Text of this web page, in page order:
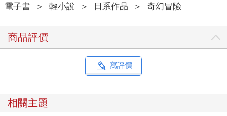
電子書 ＞ 輕小說 ＞ 日系作品 ＞ 奇幻冒險
商品評價
寫評價
相關主題